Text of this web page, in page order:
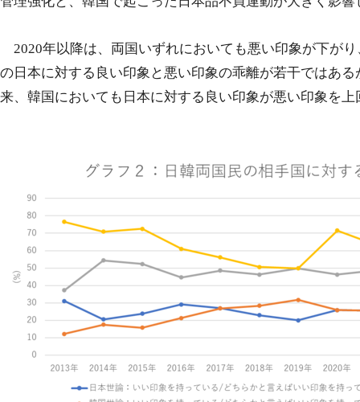
2020年以降は、両国いずれにおいても悪い印象が下が
の日本に対する良い印象と悪い印象の乖離が若干ではあ
来、韓国においても日本に対する良い印象が悪い印象を